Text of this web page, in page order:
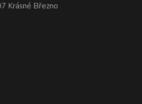
Krásné Březno